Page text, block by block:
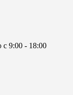
9:00 - 18:00